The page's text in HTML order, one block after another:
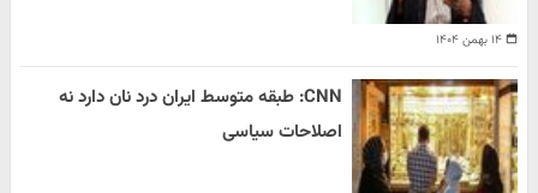
۱۴ بهمن ۱۴۰۴
CNN: طبقه متوسط ایران درد نان دارد نه
اصلاحات سیاسی